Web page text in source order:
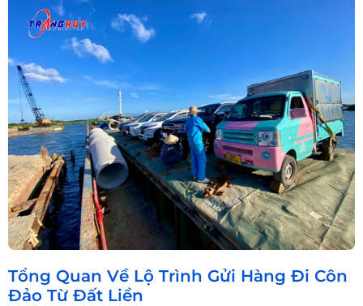
Tổng Quan Về Lộ Trình Gửi Hàng Đi Côn
Đảo Từ Đất Liền